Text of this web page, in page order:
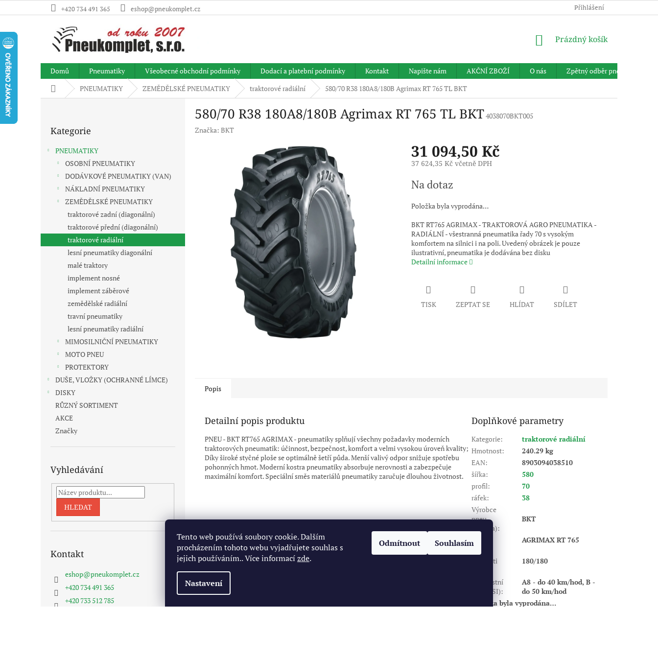
Tento web používá soubory cookie. Dalším
procházením tohoto webu vyjadřujete souhlas s
jejich používáním.. Více informacízde.
Nastavení
Odmítnout Souhlasím
na
+420 734 491 365 eshop@pneukomplet.cz Přihlášení
NÁKUPNÍ
Prázdný košík
Domů Pneumatiky Všeobecné obchodní podmínky Dodací a platební podmínky Kontakt Napište nám AKČNÍ ZBOŽÍ O nás
Zpětný odběr pneumatik
Domů PNEUMATIKY ZEMĚDĚLSKÉ PNEUMATIKY traktorové radiální 580/70 R38 180A8/180B Agrimax RT 765 TL BKT
e
l
kategorie
Kategorie
PNEUMATIKY
OSOBNÍ PNEUMATIKY
DODÁVKOVÉ PNEUMATIKY (VAN)
NÁKLADNÍ PNEUMATIKY
ZEMĚDĚLSKÉ PNEUMATIKY
traktorové zadní (diagonální)
traktorové přední (diagonální)
traktorové radiální
lesní pneumatiky diagonální
malé traktory
implement nosné
implement záběrové
zemědělské radiální
travní pneumatiky
lesní pneumatiky radiální
MIMOSILNIČNÍ PNEUMATIKY
MOTO PNEU
PROTEKTORY
DUŠE, VLOŽKY (OCHRANNÉ LÍMCE)
DISKY
RŮZNÝ SORTIMENT
AKCE
Značky
Vyhledávání
HLEDAT
Kontakt
eshop@pneukomplet.cz
+420 734 491 365
+420 733 512 785
580/70 R38 180A8/180B Agrimax RT 765 TL BKT4038070BKT005
Značka: BKT
31 094,50 Kč
37 624,35 Kč včetně DPH
cena:
Na dotaz
Položka byla vyprodána…
BKT RT765 AGRIMAX - TRAKTOROVÁ AGRO PNEUMATIKA -
RADIÁLNÍ - všestranná pneumatika řady 70 s vysokým
komfortem na silnici i na poli. Uvedený obrázek je pouze
ilustrativní, pneumatika je dodávána bez disku
Detailní informace
TISK ZEPTAT SE HLÍDAT SDÍLET
Popis
Detailní popis produktu
PNEU - BKT RT765 AGRIMAX - pneumatiky splňují všechny požadavky moderních
traktorových pneumatik: účinnost, bezpečnost, komfort a velmi vysokou úroveň kvality;
Díky široké styčné ploše se optimálně šetří půda. Menší valivý odpor snižuje spotřebu
pohonných hmot. Moderní kostra pneumatiky absorbuje nerovnosti a zabezpečuje
maximální komfort. Speciální směs materiálů pneumatiky zaručuje dlouhou životnost.
Doplňkové parametry
Kategorie:
traktorové radiální
Hmotnost:
240.29 kg
EAN:
8903094038510
šířka:
580
profil:
70
ráfek:
38
Výrobce
pneu
(značka):
BKT
Dezén
AGRIMAX RT 765
Index
nosnosti
180/180
Rychlostní
index (SI):
A8 - do 40 km/hod, B -
do 50 km/hod
Položka byla vyprodána…